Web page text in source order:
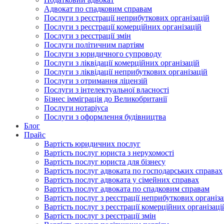
Адвокат по спадковим справам
Послуги з реєстрації неприбуткових організацій
Послуги з реєстрації комерційних організацій
Послуги з реєстрації змін
Послуги політичним партіям
Послуги з юридичного супроводу
Послуги з ліквідації комерційних організацій
Послуги з ліквідації неприбуткових організацій
Послуги з отримання ліцензій
Послуги з інтелектуальної власності
Бізнес імміграція до Великобританії
Послуги нотаріуса
Послуги з оформлення будівництва
Блог
Прайс
Вартість юридичних послуг
Вартість послуг юриста з нерухомості
Вартість послуг юриста для бізнесу
Вартість послуг адвоката по господарських справах
Вартість послуг адвоката у сімейних справах
Вартість послуг адвоката по спадковим справам
Вартість послуг з реєстрації неприбуткових
Вартість послуг з реєстрації комерційних
Вартість послуг з реєстрації змін